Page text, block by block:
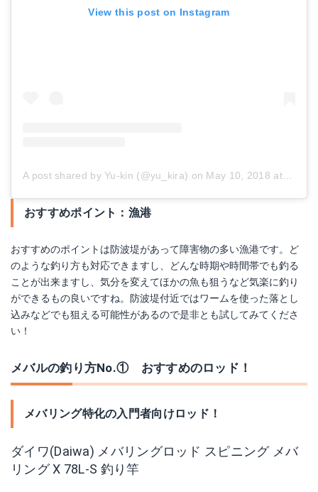
View this post on Instagram
A post shared by Yu-kin (@yu_kira) on May 10, 2018 at 3:28am PDT
おすすめポイント：漁港
おすすめのポイントは防波堤があって障害物の多い漁港です。ど
のような釣り方も対応できますし、どんな時期や時間帯でも釣る
ことが出来ますし、気分を変えてほかの魚も狙うなど気楽に釣り
ができるもの良いですね。防波堤付近ではワームを使った落とし
込みなどでも狙える可能性があるので是非とも試してみてくださ
い！
メバルの釣り方No.① おすすめのロッド！
メバリング特化の入門者向けロッド！
ダイワ(Daiwa) メバリングロッド スピニング メバ
リング X 78L-S 釣り竿